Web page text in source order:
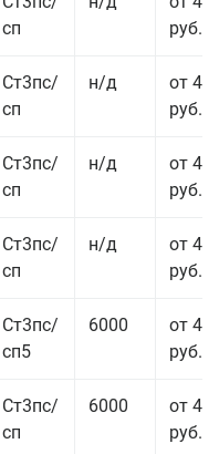
сп
руб.
Ст3пс/
сп
н/д
от 42
руб.
Ст3пс/
сп
н/д
от 42
руб.
Ст3пс/
сп
н/д
от 41
руб.
Ст3пс/
сп5
6000
от 45
руб.
Ст3пс/
сп
6000
от 46
руб.